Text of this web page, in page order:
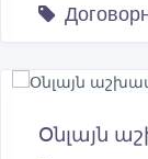
Օնլայն